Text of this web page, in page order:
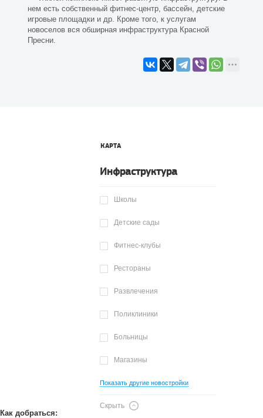
нем есть собственный фитнес-центр, бассейн, детские
игровые площадки и др. Кроме того, к услугам
новоселов вся обширная инфраструктура Красной
Пресни.
КАРТА
Инфраструктура
Школы
Детские сады
Фитнес-клубы
Рестораны
Развлечения
Поликлиники
Больницы
Магазины
Показать другие новостройки
Скрыть
Как добраться: